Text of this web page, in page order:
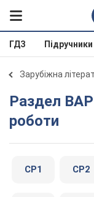
ГДЗ Підручники
Зарубіжна
Раздел ВАРІАНТ 1. Самостійні
роботи
СР1 СР2